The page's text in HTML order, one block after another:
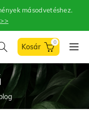
másodvetéshez.
0